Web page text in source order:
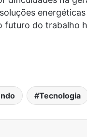
do trabalho
Tecnologia